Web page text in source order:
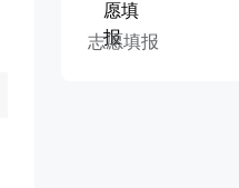
志愿填报